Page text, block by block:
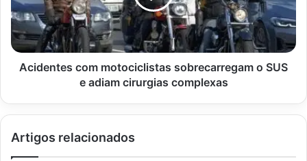
SUS
e
adiam
cirurgias
complexas
Acidentes com motociclistas sobrecarregam o SUS
e adiam cirurgias complexas
Artigos relacionados